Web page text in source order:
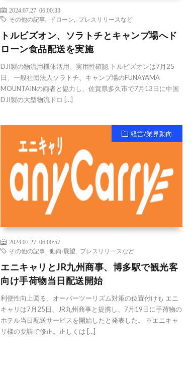
2024.07.27 06:00:33
その他の記事
ドローン プレスリリースなど
トルビズオン、ソラトチとキャンプ場へド
ローン食品配送を実施
DJI製の物流用機体活用、実用性確認 トルビズオンは7月25
日、一般社団法人ソラトチ、キャンプ場のFUNAYAMA
MOUNTAINの両者と協力し、佐賀県多久市で7月13日に中国
DJI製の大型物流ドロ […]
経営/業界動向
2024.07.27 06:00:57
その他の記事 ,動向/展望 プレスリリースなど
エニキャリとJR九州商事、博多駅で観光客
向け手荷物当日配送開始
利便性向上図る、オーバーツーリズム対策の位置付けも エニ
キャリは7月25日、JR九州商事と提携し、7月19日に手荷物の
ホテル当日配送サービスを開始したと発表した。 ※エニキャ
リ様の要請で修正。正しくは […]